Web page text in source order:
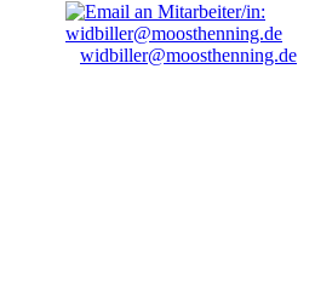
widbiller@moosthenning.de